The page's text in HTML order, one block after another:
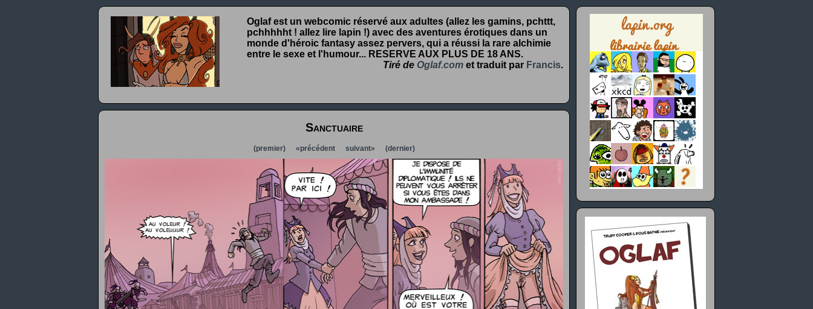
Oglaf est un webcomic réservé aux adultes (allez les gamins, pchttt,
pchhhhht ! allez lire lapin !) avec des aventures érotiques dans un
monde d'héroic fantasy assez pervers, qui a réussi la rare alchimie
entre le sexe et l'humour... RESERVE AUX PLUS DE 18 ANS.
Tiré de Oglaf.com et traduit par Francis.
Sanctuaire
(premier) «précédent suivant» (dernier)